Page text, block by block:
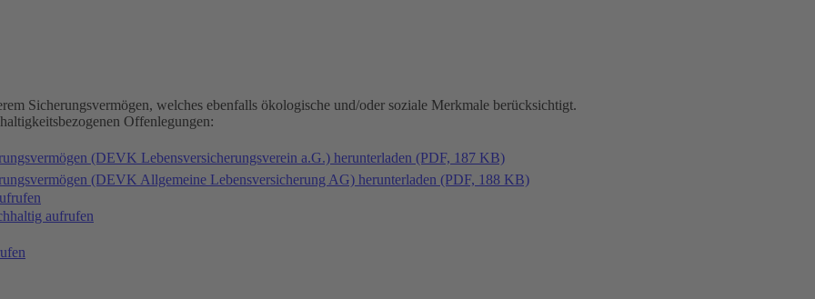
Sicherungsvermögen, welches ebenfalls ökologische und/oder soziale Merkmale berücksichtigt.
Offenlegungen:
(DEVK Lebensversicherungsverein a.G.) herunterladen (PDF, 187 KB)
(DEVK Allgemeine Lebensversicherung AG) herunterladen (PDF, 188 KB)
aufrufen